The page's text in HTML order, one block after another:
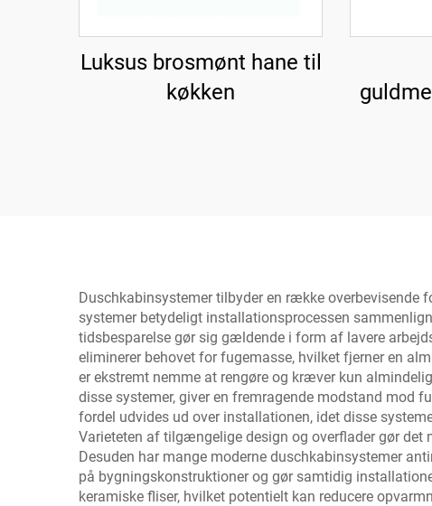
Luksus brosmønt hane til
køkken
Duschkabinsystemer tilbyder en række overbevisende
systemer betydeligt installationsprocessen
tidsbesparelse gør sig gældende i form af lavere
eliminerer behovet for fugemasse, hvilket fjerner en
er ekstremt nemme at rengøre og kræver kun
disse systemer, giver en fremragende modstand
fordel udvides ud over installationen, idet disse
Varieteten af tilgængelige design og overflader gør det
Desuden har mange moderne duschkabinsystemer
på bygningskonstruktioner og gør samtidig
keramiske fliser, hvilket potentielt kan reducere